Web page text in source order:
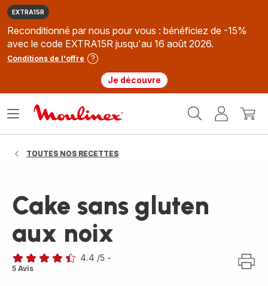
EXTRA15R
Reconditionné par nous pour vous : bénéficiez de -15%
avec le code EXTRA15R jusqu'au 16 août 2026.
Conditions de l'offre
Je découvre
MonMon
Ouvrir
TOUTES NOS RECETTES
Cake sans gluten
aux noix
ratings.4.4
4.4 /5 -
5 Avis